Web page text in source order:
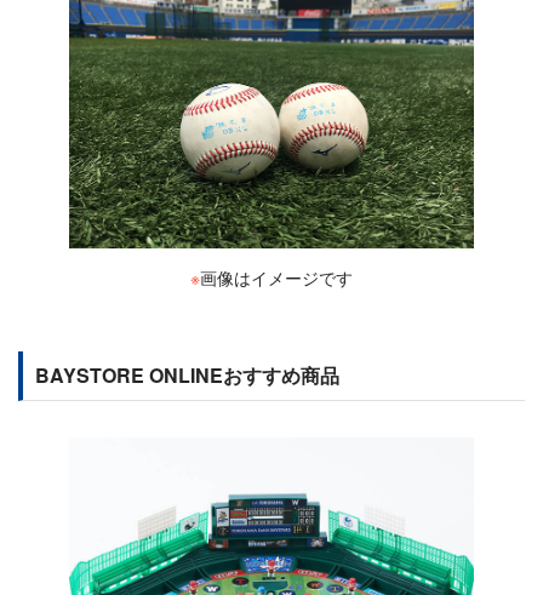
※画像はイメージです
BAYSTORE ONLINEおすすめ商品